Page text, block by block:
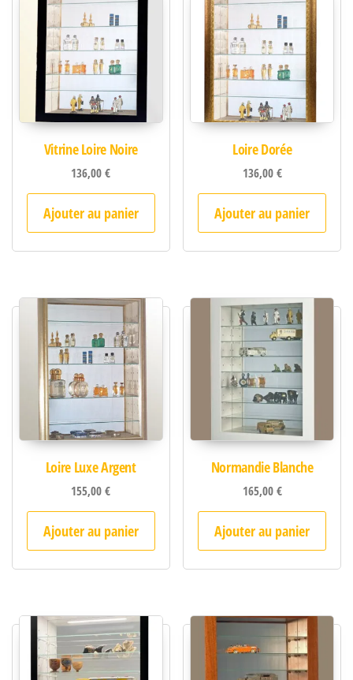
Vitrine Loire Noire
136,00€
Ajouter au panier
Loire Dorée
136,00€
Ajouter au panier
Loire Luxe Argent
155,00€
Ajouter au panier
Normandie Blanche
165,00€
Ajouter au panier